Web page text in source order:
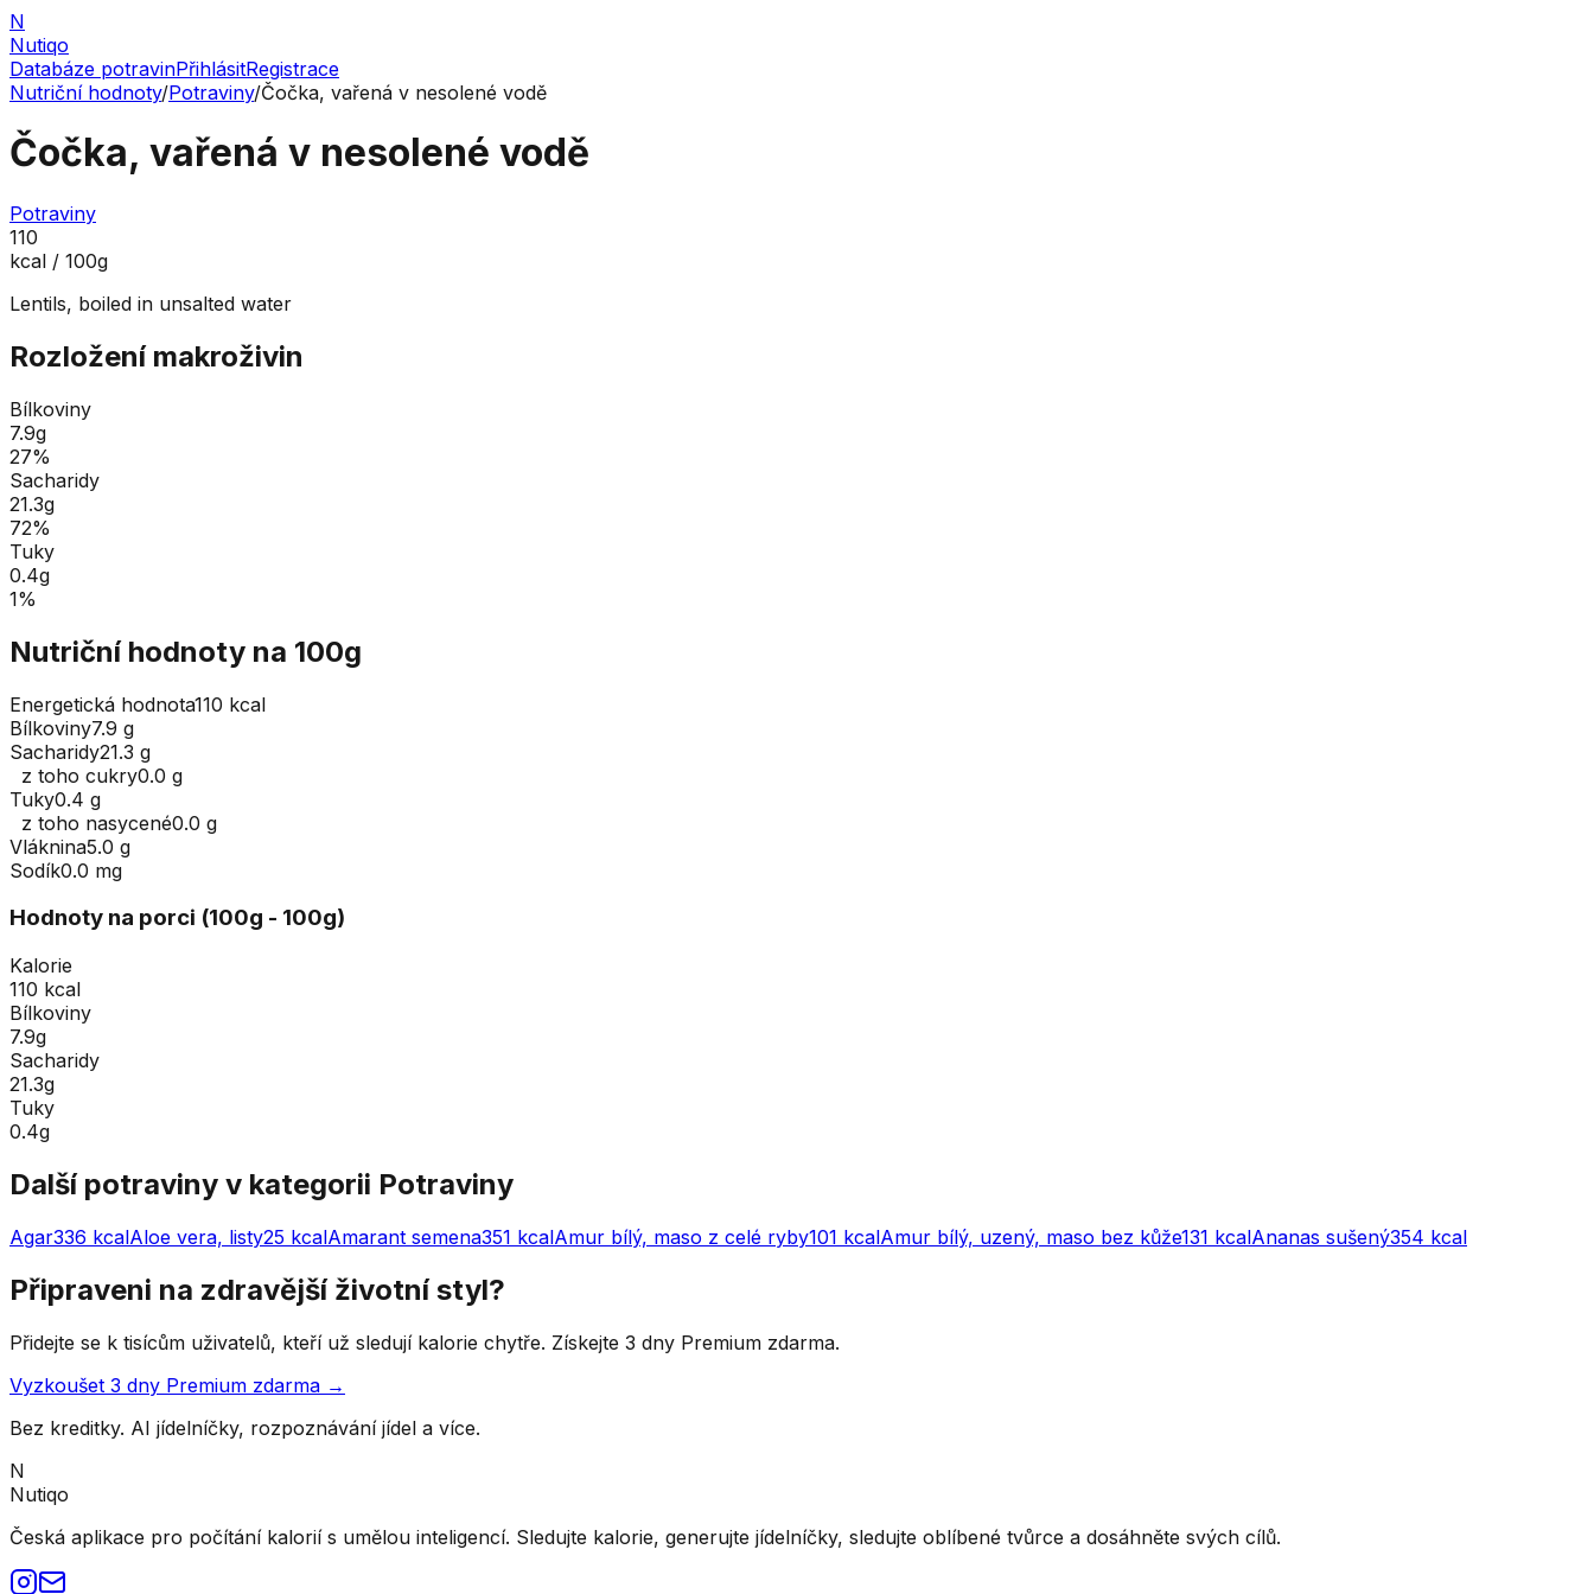
N
Nutiqo
Databáze potravinPřihlásitRegistrace
Nutriční hodnoty/Potraviny/Čočka, vařená v nesolené vodě
Čočka, vařená v nesolené vodě
Potraviny
110
kcal / 100g
Lentils, boiled in unsalted water
Rozložení makroživin
Bílkoviny
7.9g
27%
Sacharidy
21.3g
72%
Tuky
0.4g
1%
Nutriční hodnoty na 100g
Energetická hodnota110 kcal
Bílkoviny7.9 g
Sacharidy21.3 g
z toho cukry0.0 g
Tuky0.4 g
z toho nasycené0.0 g
Vláknina5.0 g
Sodík0.0 mg
Hodnoty na porci (100g - 100g)
Kalorie
110 kcal
Bílkoviny
7.9g
Sacharidy
21.3g
Tuky
0.4g
Další potraviny v kategorii Potraviny
Agar336 kcalAloe vera, listy25 kcalAmarant semena351 kcalAmur bílý, maso z celé ryby101 kcalAmur bílý, uzený, maso bez kůže131 kcalAnanas sušený354 kcal
Připraveni na zdravější životní styl?
Přidejte se k tisícům uživatelů, kteří už sledují kalorie chytře. Získejte 3 dny Premium zdarma.
Vyzkoušet 3 dny Premium zdarma →
Bez kreditky. AI jídelníčky, rozpoznávání jídel a více.
N
Nutiqo
Česká aplikace pro počítání kalorií s umělou inteligencí. Sledujte kalorie, generujte jídelníčky, sledujte oblíbené tvůrce a dosáhněte svých cílů.